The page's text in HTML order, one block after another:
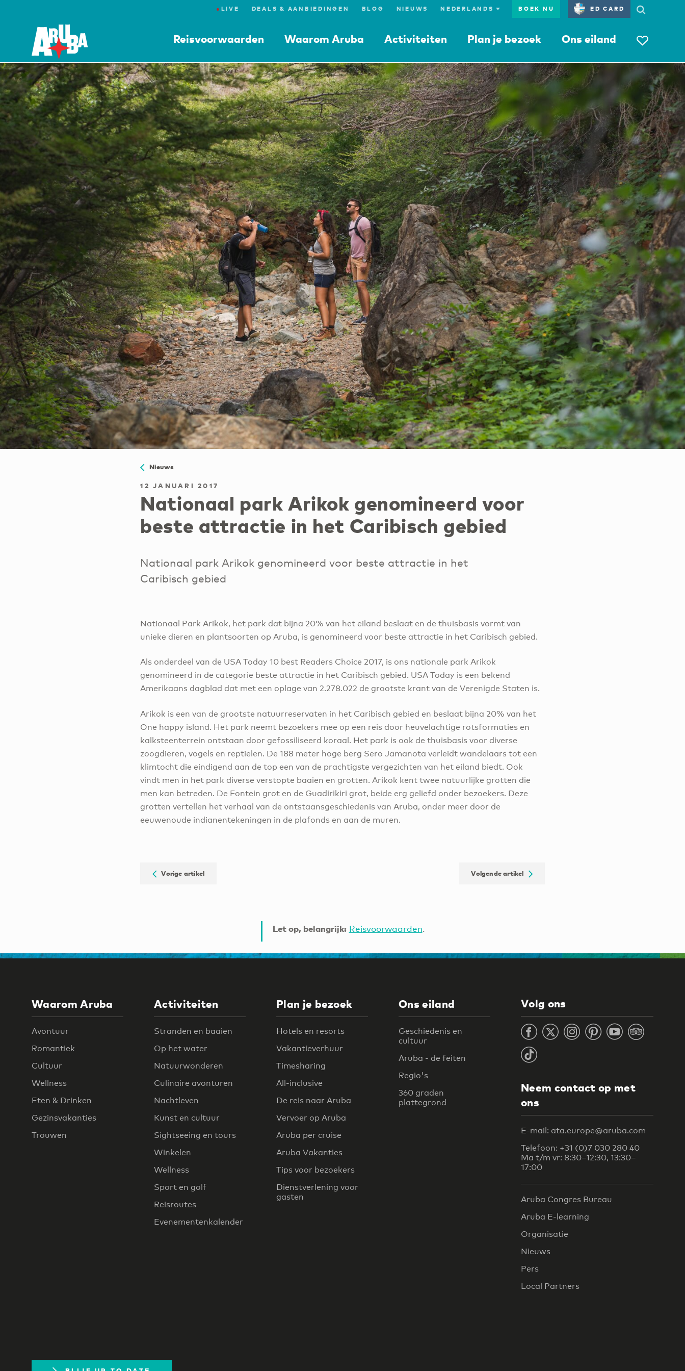
● LIVE DEALS & AANBIEDINGEN BLOG NIEUWS BOEK NU ED CARD
Reisvoorwaarden Waarom Aruba Activiteiten Plan je bezoek Ons eiland
Nieuws
12 JANUARI 2017
Nationaal park Arikok genomineerd voor
beste attractie in het Caribisch gebied
Nationaal park Arikok genomineerd voor beste attractie in het
Caribisch gebied
Nationaal Park Arikok, het park dat bijna 20% van het eiland beslaat en de thuisbasis vormt van
unieke dieren en plantsoorten op Aruba, is genomineerd voor beste attractie in het Caribisch gebied.
Als onderdeel van de USA Today 10 best Readers Choice 2017, is ons nationale park Arikok
genomineerd in de categorie beste attractie in het Caribisch gebied. USA Today is een bekend
Amerikaans dagblad dat met een oplage van 2.278.022 de grootste krant van de Verenigde Staten is.
Arikok is een van de grootste natuurreservaten in het Caribisch gebied en beslaat bijna 20% van het
One happy island. Het park neemt bezoekers mee op een reis door heuvelachtige rotsformaties en
kalksteenterrein ontstaan door gefossiliseerd koraal. Het park is ook de thuisbasis voor diverse
zoogdieren, vogels en reptielen. De 188 meter hoge berg Sero Jamanota verleidt wandelaars tot een
klimtocht die eindigend aan de top een van de prachtigste vergezichten van het eiland biedt. Ook
vindt men in het park diverse verstopte baaien en grotten. Arikok kent twee natuurlijke grotten die
men kan betreden. De Fontein grot en de Guadirikiri grot, beide erg geliefd onder bezoekers. Deze
grotten vertellen het verhaal van de ontstaansgeschiedenis van Aruba, onder meer door de
eeuwenoude indianentekeningen in de plafonds en aan de muren.
Vorige artikel Volgende artikel
Let op, belangrijk: Reisvoorwaarden.
Waarom Aruba
Avontuur
Romantiek
Cultuur
Wellness
Eten & Drinken
Gezinsvakanties
Trouwen
Activiteiten
Stranden en baaien
Op het water
Natuurwonderen
Culinaire avonturen
Nachtleven
Kunst en cultuur
Sightseeing en tours
Winkelen
Wellness
Sport en golf
Reisroutes
Evenementenkalender
Plan je bezoek
Hotels en resorts
Vakantieverhuur
Timesharing
All-inclusive
De reis naar Aruba
Vervoer op Aruba
Aruba per cruise
Aruba Vakanties
Tips voor bezoekers
Dienstverlening voor
gasten
Ons eiland
Geschiedenis en
cultuur
Aruba - de feiten
Regio's
360 graden
plattegrond
Volg ons
Neem contact op met
ons
E-mail: ata.europe@aruba.com
Telefoon: +31 (0)7 030 280 40
Ma t/m vr: 8:30–12:30, 13:30–
17:00
Aruba Congres Bureau
Aruba E-learning
Organisatie
Nieuws
Pers
Local Partners